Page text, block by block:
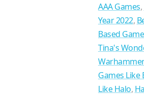
AAA Games,
Year 2022,
Based
Tina's
Games Like
Like Halo,